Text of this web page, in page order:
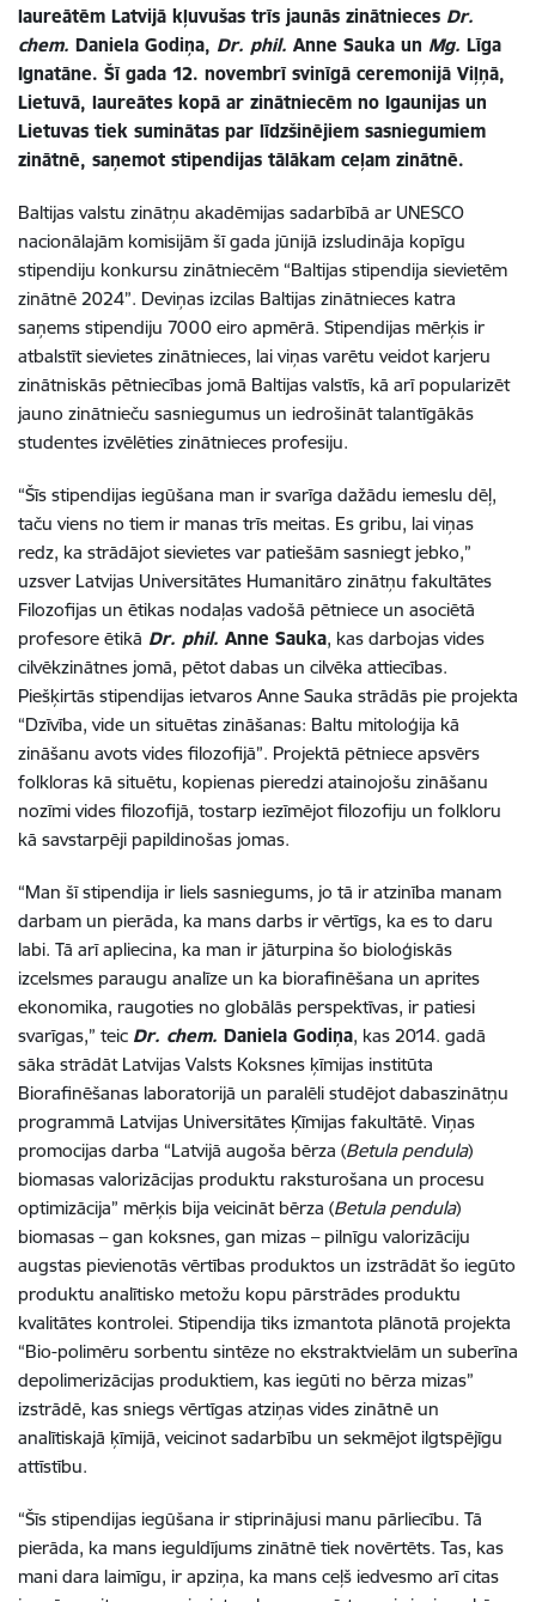
laureātēm Latvijā kļuvušas trīs jaunās zinātnieces Dr.
chem. Daniela Godiņa, Dr. phil. Anne Sauka un Mg. Līga
Ignatāne. Šī gada 12. novembrī svinīgā ceremonijā Viļņā,
Lietuvā, laureātes kopā ar zinātniecēm no Igaunijas un
Lietuvas tiek suminātas par līdzšinējiem sasniegumiem
zinātnē, saņemot stipendijas tālākam ceļam zinātnē.
Baltijas valstu zinātņu akadēmijas sadarbībā ar UNESCO
nacionālajām komisijām šī gada jūnijā izsludināja kopīgu
stipendiju konkursu zinātniecēm “Baltijas stipendija sievietēm
zinātnē 2024”. Deviņas izcilas Baltijas zinātnieces katra
saņems stipendiju 7000 eiro apmērā. Stipendijas mērķis ir
atbalstīt sievietes zinātnieces, lai viņas varētu veidot karjeru
zinātniskās pētniecības jomā Baltijas valstīs, kā arī popularizēt
jauno zinātnieču sasniegumus un iedrošināt talantīgākās
studentes izvēlēties zinātnieces profesiju.
“Šīs stipendijas iegūšana man ir svarīga dažādu iemeslu dēļ,
taču viens no tiem ir manas trīs meitas. Es gribu, lai viņas
redz, ka strādājot sievietes var patiešām sasniegt jebko,”
uzsver Latvijas Universitātes Humanitāro zinātņu fakultātes
Filozofijas un ētikas nodaļas vadošā pētniece un asociētā
profesore ētikā Dr. phil. Anne Sauka, kas darbojas vides
cilvēkzinātnes jomā, pētot dabas un cilvēka attiecības.
Piešķirtās stipendijas ietvaros Anne Sauka strādās pie projekta
“Dzīvība, vide un situētas zināšanas: Baltu mitoloģija kā
zināšanu avots vides filozofijā”. Projektā pētniece apsvērs
folkloras kā situētu, kopienas pieredzi atainojošu zināšanu
nozīmi vides filozofijā, tostarp iezīmējot filozofiju un folkloru
kā savstarpēji papildinošas jomas.
“Man šī stipendija ir liels sasniegums, jo tā ir atzinība manam
darbam un pierāda, ka mans darbs ir vērtīgs, ka es to daru
labi. Tā arī apliecina, ka man ir jāturpina šo bioloģiskās
izcelsmes paraugu analīze un ka biorafinēšana un aprites
ekonomika, raugoties no globālās perspektīvas, ir patiesi
svarīgas,” teic Dr. chem. Daniela Godiņa, kas 2014. gadā
sāka strādāt Latvijas Valsts Koksnes ķīmijas institūta
Biorafinēšanas laboratorijā un paralēli studējot dabaszinātņu
programmā Latvijas Universitātes Ķīmijas fakultātē. Viņas
promocijas darba “Latvijā augoša bērza (Betula pendula)
biomasas valorizācijas produktu raksturošana un procesu
optimizācija” mērķis bija veicināt bērza (Betula pendula)
biomasas – gan koksnes, gan mizas – pilnīgu valorizāciju
augstas pievienotās vērtības produktos un izstrādāt šo iegūto
produktu analītisko metožu kopu pārstrādes produktu
kvalitātes kontrolei. Stipendija tiks izmantota plānotā projekta
“Bio-polimēru sorbentu sintēze no ekstraktvielām un suberīna
depolimerizācijas produktiem, kas iegūti no bērza mizas”
izstrādē, kas sniegs vērtīgas atziņas vides zinātnē un
analītiskajā ķīmijā, veicinot sadarbību un sekmējot ilgtspējīgu
attīstību.
“Šīs stipendijas iegūšana ir stiprinājusi manu pārliecību. Tā
pierāda, ka mans ieguldījums zinātnē tiek novērtēts. Tas, kas
mani dara laimīgu, ir apziņa, ka mans ceļš iedvesmo arī citas